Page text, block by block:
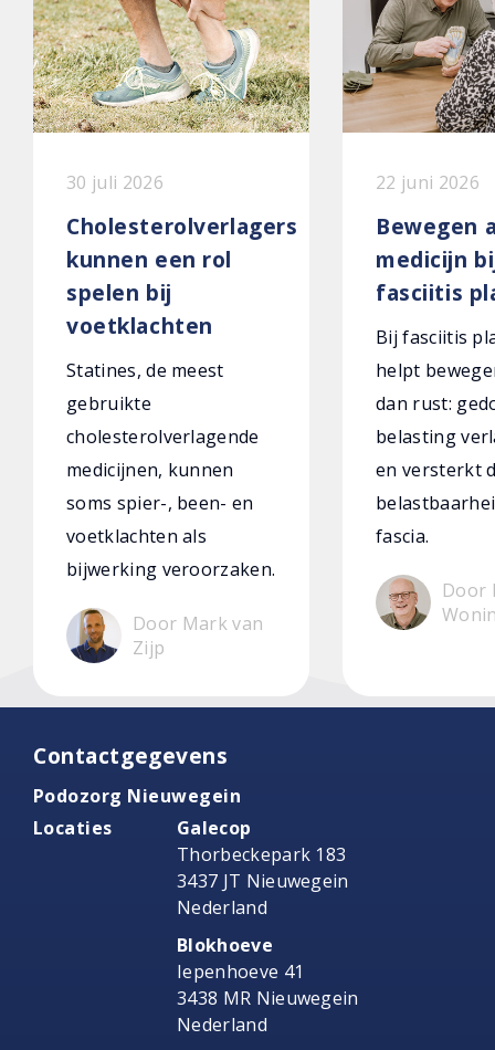
30 juli 2026
Cholesterolverlagers
kunnen een rol
spelen bij
voetklachten
Statines, de meest
gebruikte
cholesterolverlagende
medicijnen, kunnen
soms spier-, been- en
voetklachten als
bijwerking veroorzaken.
Door Mark van
Zijp
22 juni 2026
Bewegen
medicijn
fasciitis
Bij fasciitis
helpt
dan rust:
belasting
en versterkt
fascia.
Door
Contactgegevens
Podozorg Nieuwegein
Locaties
Galecop
Thorbeckepark 183
3437 JT Nieuwegein
Nederland
Blokhoeve
Iepenhoeve 41
3438 MR Nieuwegein
Nederland